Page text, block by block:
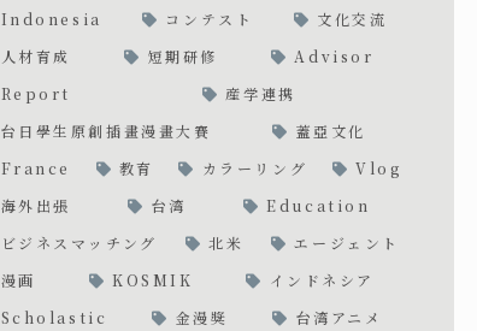
Indonesia
コンテスト
文化交流
人材育成
短期研修
Advisor
Report
産学連携
台日學生原創插畫漫畫大賽
蓋亞文化
France
教育 カラーリング
Vlog
海外出張
台湾
Education
ビジネスマッチング
北米
エージェント
漫画
KOSMIK
インドネシア
Scholastic
金漫獎
台湾アニメ